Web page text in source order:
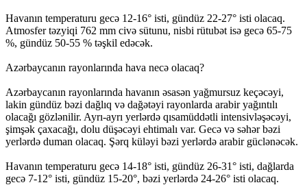
Havanın temperaturu gecə 12-16° isti, gündüz 22-27° isti olacaq.
Atmosfer təzyiqi 762 mm civə sütunu, nisbi rütubət isə gecə 65-75
%, gündüz 50-55 % təşkil edəcək.
Azərbaycanın rayonlarında hava necə olacaq?
Azərbaycanın rayonlarında havanın əsasən yağmursuz keçəcəyi,
lakin gündüz bəzi dağlıq və dağətəyi rayonlarda arabir yağıntılı
olacağı gözlənilir. Ayrı-ayrı yerlərdə qısamüddətli intensivləşəcəyi,
şimşək çaxacağı, dolu düşəcəyi ehtimalı var. Gecə və səhər bəzi
yerlərdə duman olacaq. Şərq küləyi bəzi yerlərdə arabir güclənəcək.
Havanın temperaturu gecə 14-18° isti, gündüz 26-31° isti, dağlarda
gecə 7-12° isti, gündüz 15-20°, bəzi yerlərdə 24-26° isti olacaq.